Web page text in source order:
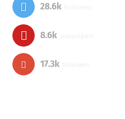
28.6k
8.6k
17.3k